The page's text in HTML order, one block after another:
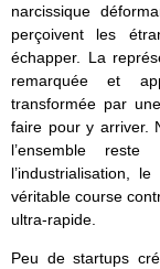
narcissique
perçoivent les
échapper. La
remarquée et
transformée par
faire pour y arriver.
l’ensemble
l’industrialisation,
véritable course
ultra-rapide.
Peu de startups